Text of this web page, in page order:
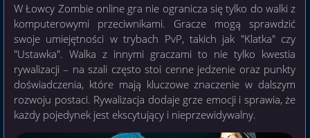
W Łowcy Zombie online gra nie ogranicza się tylko do walki z
komputerowymi przeciwnikami. Gracze mogą sprawdzić
swoje umiejętności w trybach PvP, takich jak "Klatka" czy
"Ustawka". Walka z innymi graczami to nie tylko kwestia
rywalizacji – na szali często stoi cenne jedzenie oraz punkty
doświadczenia, które mają kluczowe znaczenie w dalszym
rozwoju postaci. Rywalizacja dodaje grze emocji i sprawia, że
każdy pojedynek jest ekscytujący i nieprzewidywalny.